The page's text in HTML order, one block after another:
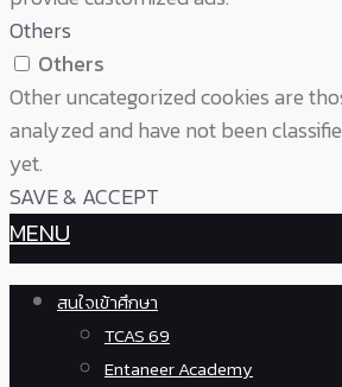
Others
Others
Other uncategorized cookies are
analyzed and have not been
yet.
SAVE & ACCEPT
MENU
สนใจเข้าศึกษา
TCAS 69
Entaneer Academy